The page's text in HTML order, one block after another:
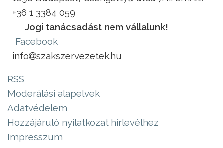
+36 1 3384 059
Jogi tanácsadást nem vállalunk!
Facebook
info
szakszervezetek.hu
RSS
Moderálási alapelvek
Adatvédelem
Hozzájáruló nyilatkozat hírlevélhez
Impresszum